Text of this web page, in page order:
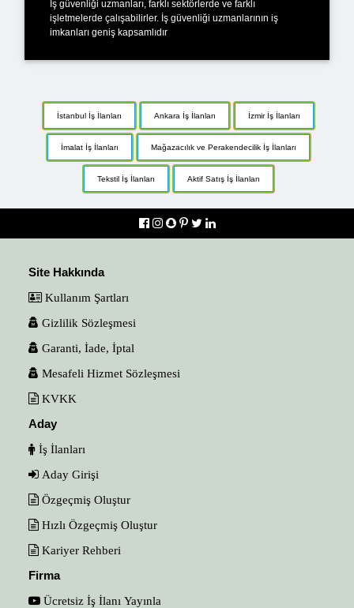
İş güvenliği uzmanları, farklı sektörlerde ve farklı
işletmelerde çalışabilirler. İş güvenliği uzmanlarının iş
imkanları geniş kapsamlıdır
İstanbul İş İlanları Ankara İş İlanları İzmir İş İlanları
İmalat İş İlanları Mağazacılık ve Perakendecilik İş İlanları
Tekstil İş İlanları Aktif Satış İş İlanları
Site Hakkında
Kullanım Şartları
Gizlilik Sözleşmesi
Garanti, İade, İptal
Mesafeli Hizmet Sözleşmesi
KVKK
Aday
İş İlanları
Aday Girişi
Özgeçmiş Oluştur
Hızlı Özgeçmiş Oluştur
Kariyer Rehberi
Firma
Ücretsiz İş İlanı Yayınla